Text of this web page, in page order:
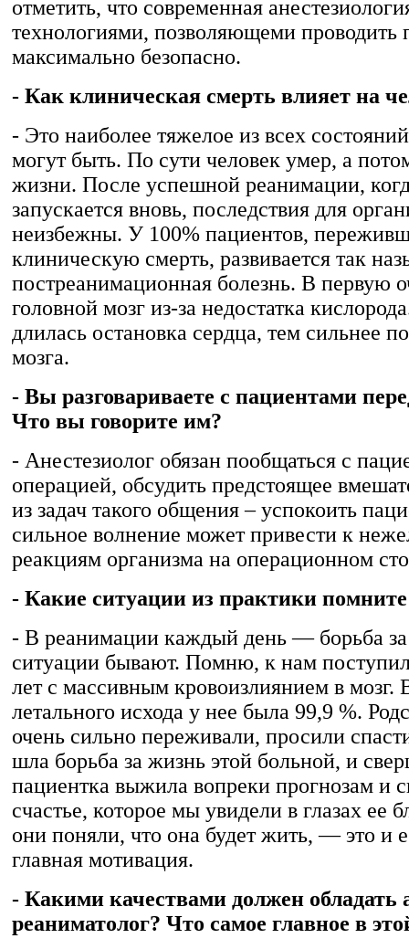
отметить, что современная
технологиями, позволяющеми проводить
максимально безопасно.
- Как клиническая смерть влияет на
- Это наиболее тяжелое из всех
могут быть. По сути человек умер, а
жизни. После успешной реанимации,
запускается вновь, последствия для
неизбежны. У 100% пациентов,
клиническую смерть, развивается так
постреанимационная болезнь. В первую
головной мозг из-за недостатка
длилась остановка сердца, тем сильнее
мозга.
- Вы разговариваете с пациентами
Что вы говорите им?
- Анестезиолог обязан пообщаться с
операцией, обсудить предстоящее
из задач такого общения – успокоить
сильное волнение может привести к
реакциям организма на операционном
- Какие ситуации из практики помните
- В реанимации каждый день — борьба
ситуации бывают. Помню, к нам
лет с массивным кровоизлиянием в мозг.
летального исхода у нее была 99,9 %.
очень сильно переживали, просили
шла борьба за жизнь этой больной, и
пациентка выжила вопреки прогнозам и
счастье, которое мы увидели в глазах ее
они поняли, что она будет жить, — это и
главная мотивация.
- Какими качествами должен обладать
реаниматолог? Что самое главное в